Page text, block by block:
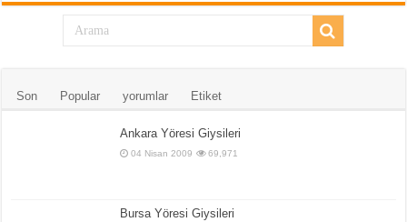
Son Popular yorumlar Etiket
Ankara Yöresi Giysileri
04 Nisan 2009 69,971
Bursa Yöresi Giysileri